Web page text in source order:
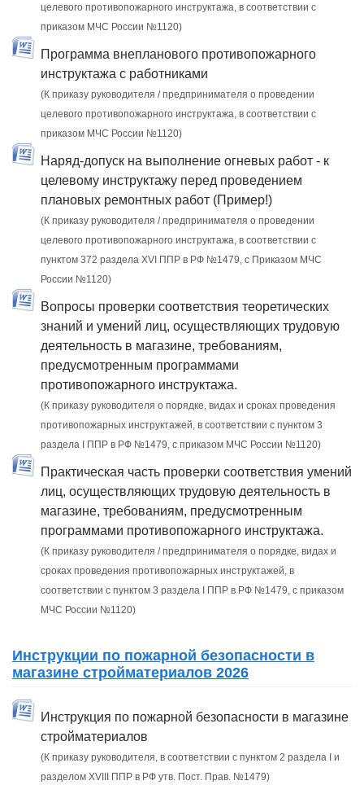
целевого противопожарного инструктажа, в соответствии с
приказом МЧС России №1120)
Программа внепланового противопожарного
инструктажа с работниками
(К приказу руководителя / предпринимателя о проведении
целевого противопожарного инструктажа, в соответствии с
приказом МЧС России №1120)
Наряд-допуск на выполнение огневых работ - к
целевому инструктажу перед проведением
плановых ремонтных работ (Пример!)
(К приказу руководителя / предпринимателя о проведении
целевого противопожарного инструктажа, в соответствии с
пунктом 372 раздела XVI ППР в РФ №1479, c Приказом МЧС
России №1120)
Вопросы проверки соответствия теоретических
знаний и умений лиц, осуществляющих трудовую
деятельность в магазине, требованиям,
предусмотренным программами
противопожарного инструктажа.
(К приказу руководителя о порядке, видах и сроках проведения
противопожарных инструктажей, в соответствии с пунктом 3
раздела I ППР в РФ №1479, с приказом МЧС России №1120)
Практическая часть проверки соответствия умений
лиц, осуществляющих трудовую деятельность в
магазине, требованиям, предусмотренным
программами противопожарного инструктажа.
(К приказу руководителя / предпринимателя о порядке, видах и
сроках проведения противопожарных инструктажей, в
соответствии с пунктом 3 раздела I ППР в РФ №1479, с приказом
МЧС России №1120)
Инструкции по пожарной безопасности в
магазине стройматериалов 2026
Инструкция по пожарной безопасности в магазине
стройматериалов
(К приказу руководителя, в соответствии с пунктом 2 раздела I и
разделом XVIII ППР в РФ утв. Пост. Прав. №1479)